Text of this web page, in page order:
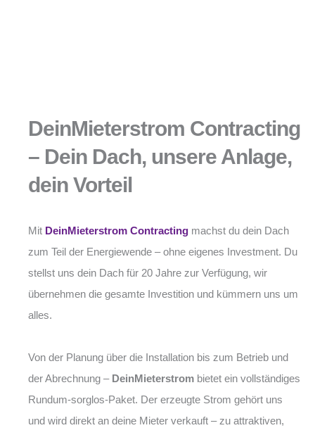
DeinMieterstrom Contracting
– Dein Dach, unsere Anlage,
dein Vorteil
Mit DeinMieterstrom Contracting machst du dein Dach
zum Teil der Energiewende – ohne eigenes Investment. Du
stellst uns dein Dach für 20 Jahre zur Verfügung, wir
übernehmen die gesamte Investition und kümmern uns um
alles.
Von der Planung über die Installation bis zum Betrieb und
der Abrechnung – DeinMieterstrom bietet ein vollständiges
Rundum-sorglos-Paket. Der erzeugte Strom gehört uns
und wird direkt an deine Mieter verkauft – zu attraktiven,